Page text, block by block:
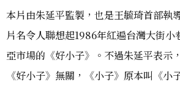
本片由朱延平監製，也是王毓琦首部執
片名令人聯想起1986年紅遍台灣大街小
亞市場的《好小子》。不過朱延平表示
《好小子》無關，《小子》原本叫《小